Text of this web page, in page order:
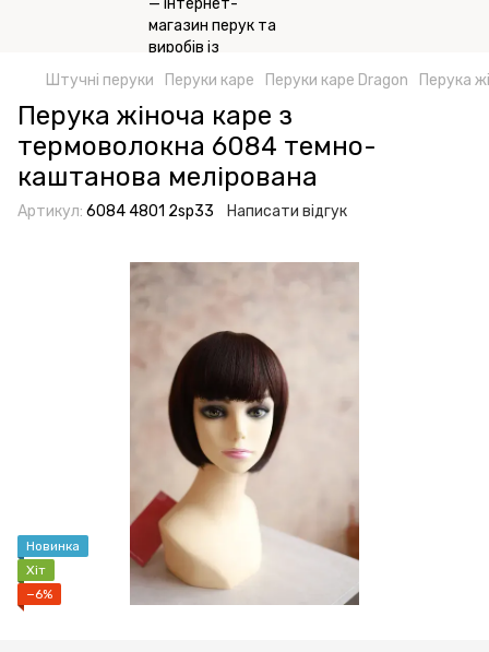
Штучні перуки Перуки каре Перуки каре Dragon Перука
Перука жіноча каре з
термоволокна 6084 темно-
каштанова мелірована
Артикул: 6084 4801 2sp33 Написати відгук
Новинка
Хіт
−6%